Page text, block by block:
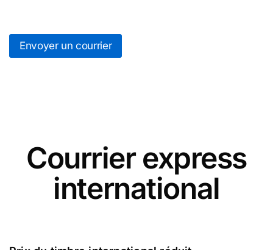
Envoyer un courrier
Courrier express
international